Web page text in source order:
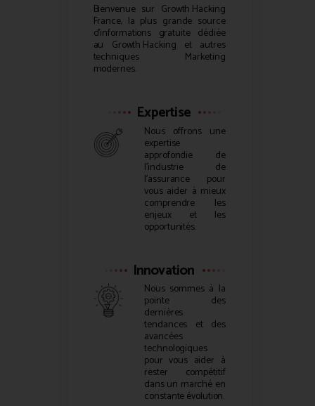
Bienvenue sur Growth Hacking
France, la plus grande source
d’informations gratuite dédiée
au Growth Hacking et autres
techniques Marketing
modernes.
Expertise
Nous offrons une
expertise
approfondie de
l’industrie de
l’assurance pour
vous aider à mieux
comprendre les
enjeux et les
opportunités.
Innovation
Nous sommes à la
pointe des
dernières
tendances et des
avancées
technologiques
pour vous aider à
rester compétitif
dans un marché en
constante évolution.